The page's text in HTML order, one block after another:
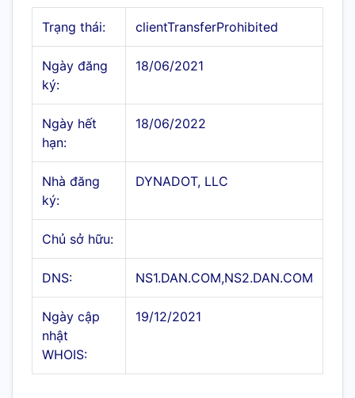
Trạng thái: clientTransferProhibited
Ngày đăng
ký:
18/06/2021
Ngày hết
hạn:
18/06/2022
Nhà đăng
ký:
DYNADOT, LLC
Chủ sở hữu:
DNS: NS1.DAN.COM,NS2.DAN.COM
Ngày cập
nhật
WHOIS:
19/12/2021